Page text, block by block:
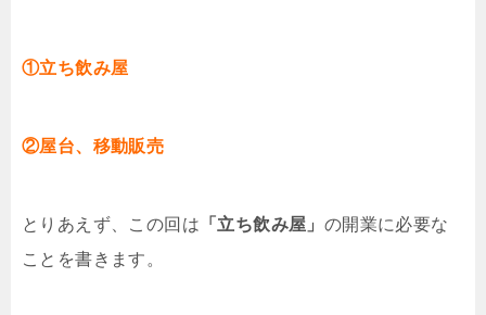
①立ち飲み屋
②屋台、移動販売
とりあえず、この回は 「立ち飲み屋」 の開業に必要な
ことを書きます。